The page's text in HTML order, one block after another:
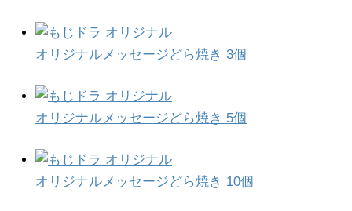
オリジナルメッセージどら焼き 3個
オリジナルメッセージどら焼き 5個
オリジナルメッセージどら焼き 10個